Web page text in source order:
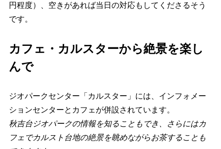
円程度）、空きがあれば当日の対応もしてくださるそう
です。
カフェ・カルスターから絶景を楽し
んで
ジオパークセンター「カルスター」には、インフォメー
ションセンターとカフェが併設されています。
秋吉台ジオパークの情報を知ることもでき、さらにはカ
フェでカルスト台地の絶景を眺めながらお茶することも